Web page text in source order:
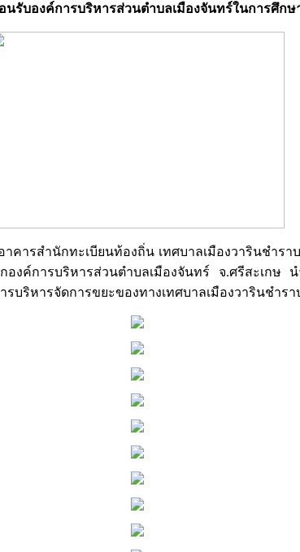
นรับองค์การบริหารส่วนตำบลเมืองจันทร์ในการศึก
คารสำนักทะเบียนท้องถิ่น เทศบาลเมืองวารินชำ
งค์การบริหารส่วนตำบลเมืองจันทร์ จ.ศรีสะเกษ
บริหารจัดการขยะของทางเทศบาลเมืองวารินชำรา